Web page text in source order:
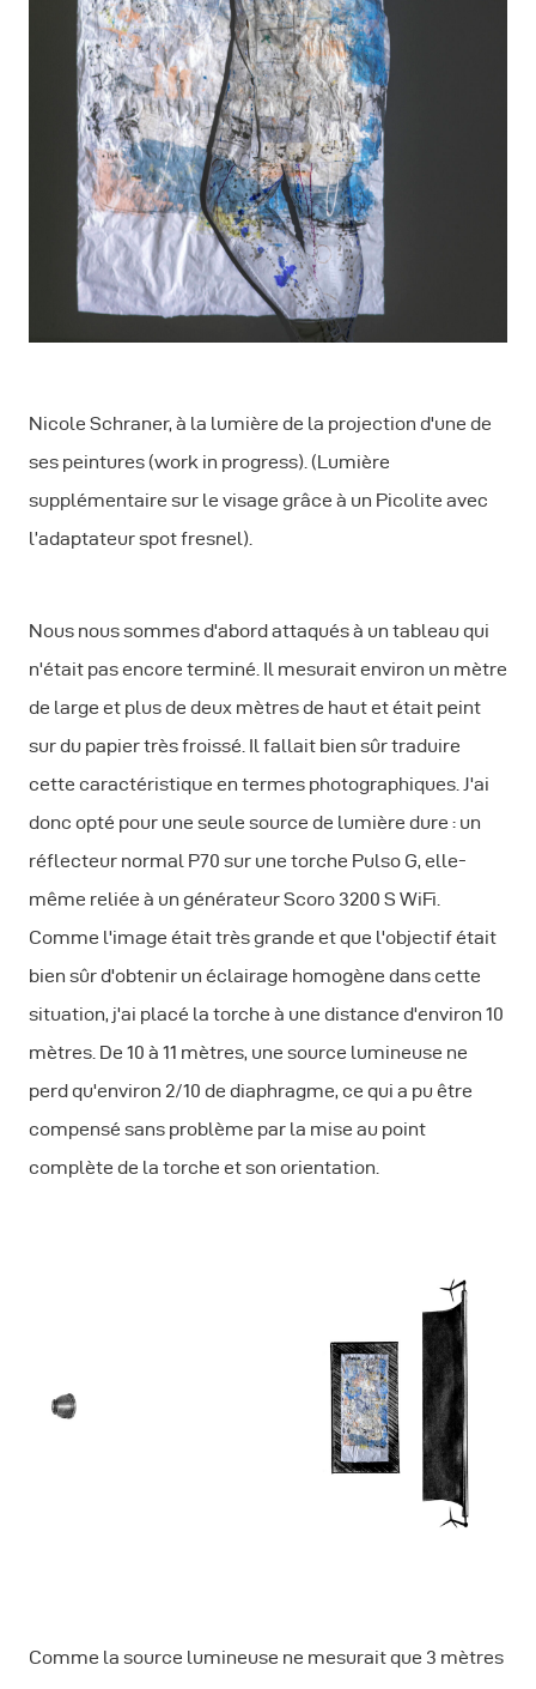
Nicole Schraner, à la lumière de la projection d'une de
ses peintures (work in progress). (Lumière
supplémentaire sur le visage grâce à un Picolite avec
l’adaptateur spot fresnel).
Nous nous sommes d'abord attaqués à un tableau qui
n'était pas encore terminé. Il mesurait environ un mètre
de large et plus de deux mètres de haut et était peint
sur du papier très froissé. Il fallait bien sûr traduire
cette caractéristique en termes photographiques. J'ai
donc opté pour une seule source de lumière dure : un
réflecteur normal P70 sur une torche Pulso G, elle-
même reliée à un générateur Scoro 3200 S WiFi.
Comme l'image était très grande et que l'objectif était
bien sûr d'obtenir un éclairage homogène dans cette
situation, j'ai placé la torche à une distance d'environ 10
mètres. De 10 à 11 mètres, une source lumineuse ne
perd qu'environ 2/10 de diaphragme, ce qui a pu être
compensé sans problème par la mise au point
complète de la torche et son orientation.
Comme la source lumineuse ne mesurait que 3 mètres